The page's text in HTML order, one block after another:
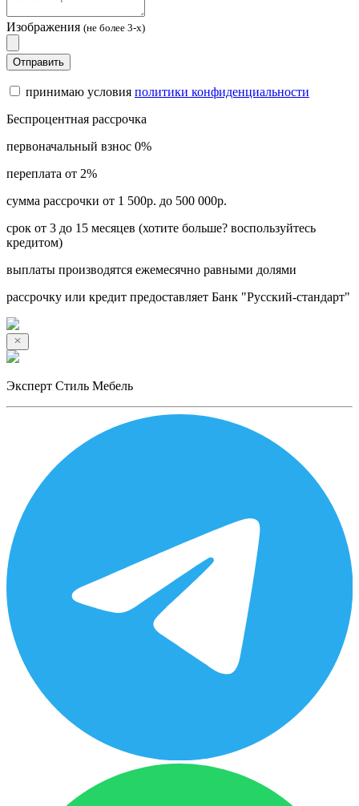
Изображения (не более 3-х)
Отправить
принимаю условия политики конфиденциальности
Беспроцентная рассрочка
первоначальный взнос 0%
переплата от 2%
сумма рассрочки от 1 500р. до 500 000р.
срок от 3 до 15 месяцев (хотите больше? воспользуйтесь
кредитом)
выплаты производятся ежемесячно равными долями
рассрочку или кредит предоставляет Банк "Русский-стандарт"
Эксперт Стиль Мебель